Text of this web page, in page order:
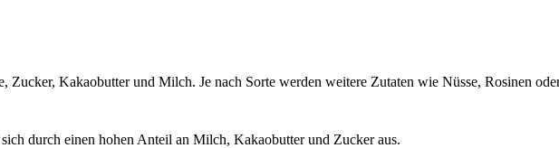
Zucker, Kakaobutter und Milch. Je nach Sorte werden weitere Zutaten wie Nüsse, Rosinen
durch einen hohen Anteil an Milch, Kakaobutter und Zucker aus.